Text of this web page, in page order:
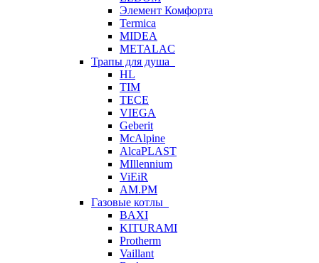
Элемент Комфорта
Termica
MIDEA
METALAC
Трапы для душа
HL
TIM
TECE
VIEGA
Geberit
McAlpine
AlcaPLAST
MIllennium
ViEiR
AM.PM
Газовые котлы
BAXI
KITURAMI
Protherm
Vaillant